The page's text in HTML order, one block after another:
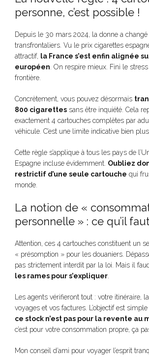
personne, c’est possible !
Depuis le 30 mars 2024, la donne a
transfrontaliers. Vu le prix cigarettes
attractif, la France s’est enfin alignée
européen. On respire mieux. Fini le
frontière.
Concrètement, vous pouvez désormais
800 cigarettes sans être inquiété. Cela
exactement 4 cartouches complètes par
véhicule. C’est une limite indicative bien
Cette règle s’applique à tous les pays de
Espagne incluse évidemment. Oubliez
restrictif d’une seule cartouche qui
monde.
La notion de «
personnelle » : ce qu’il
Attention, ces 4 cartouches constituent un
« présomption » pour les douaniers.
pas strictement interdit par la loi. Mais il
les rames pour s’expliquer.
Les agents vérifieront tout : votre itinéraire,
voyages et vos factures. L’objectif est simple
ce stock n’est pas pour la revente au
c’est pour votre consommation propre, ça
Mon conseil d’ami pour voyager l’esprit